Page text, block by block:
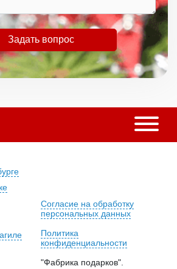
Задать вопрос
Согласие на обработку
персональных данных
Политика
конфиденциальности
"Фабрика подарков".